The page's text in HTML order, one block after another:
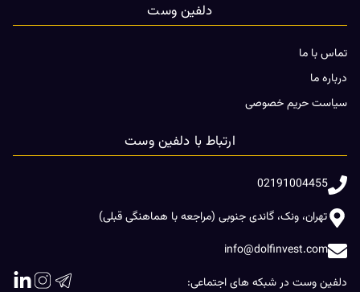
دلفین وست
تماس با ما
درباره ما
سیاست حریم خصوصی
ارتباط با دلفین وست
02191004455
تهران، ونک، گاندی جنوبی (مراجعه با هماهنگی قبلی)
info@dolfinvest.com
دلفین وست در شبکه های اجتماعی: